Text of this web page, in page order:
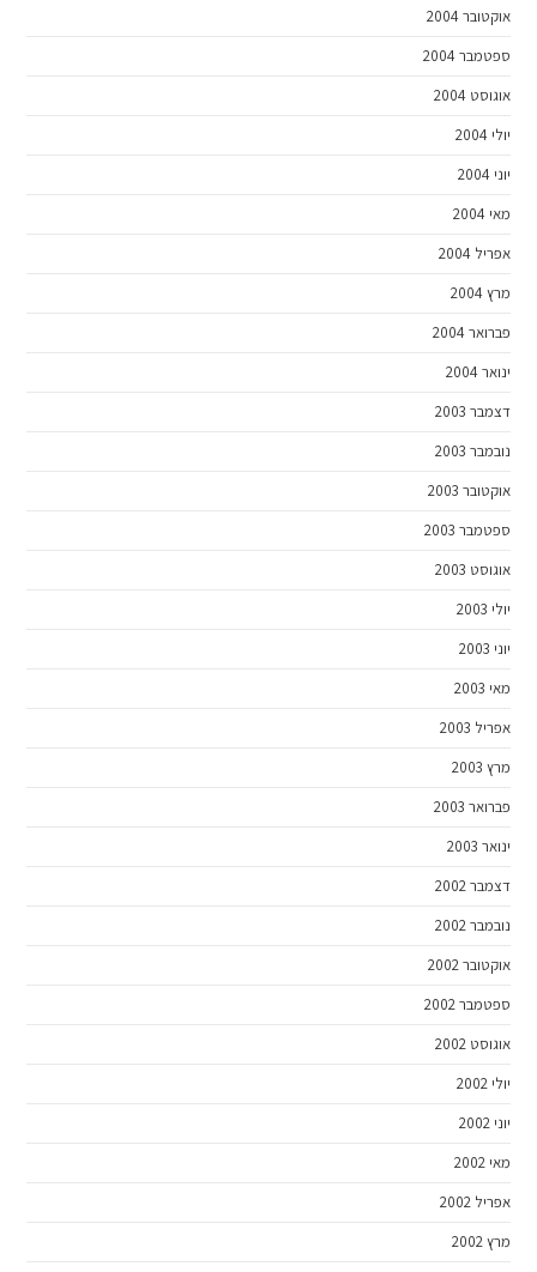
אוקטובר 2004
ספטמבר 2004
אוגוסט 2004
יולי 2004
יוני 2004
מאי 2004
אפריל 2004
מרץ 2004
פברואר 2004
ינואר 2004
דצמבר 2003
נובמבר 2003
אוקטובר 2003
ספטמבר 2003
אוגוסט 2003
יולי 2003
יוני 2003
מאי 2003
אפריל 2003
מרץ 2003
פברואר 2003
ינואר 2003
דצמבר 2002
נובמבר 2002
אוקטובר 2002
ספטמבר 2002
אוגוסט 2002
יולי 2002
יוני 2002
מאי 2002
אפריל 2002
מרץ 2002